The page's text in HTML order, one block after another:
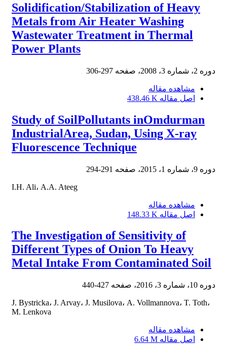
Solidification/Stabilization of Heavy
Metals from Air Heater Washing
Wastewater Treatment in Thermal
Power Plants
دوره 2، شماره 3، 2008، صفحه 297-306
مشاهده مقاله
اصل مقاله 438.46 K
Study of SoilPollutants inOmdurman
IndustrialArea, Sudan, Using X-ray
Fluorescence Technique
دوره 9، شماره 1، 2015، صفحه 291-294
I.H. Ali، A.A. Ateeg
مشاهده مقاله
اصل مقاله 148.33 K
The Investigation of Sensitivity of
Different Types of Onion To Heavy
Metal Intake From Contaminated Soil
دوره 10، شماره 3، 2016، صفحه 427-440
J. Bystricka، J. Arvay، J. Musilova، A. Vollmannova، T. Toth،
M. Lenkova
مشاهده مقاله
اصل مقاله 6.64 M